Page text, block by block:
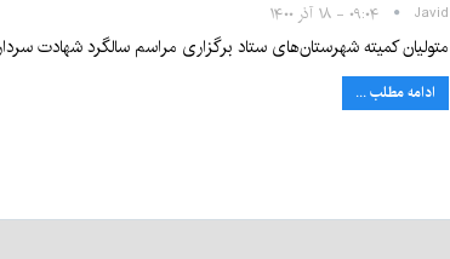
Javid ۰۹:۰۴ - ۱۸ آذر ۱۴۰۰
متولیان کمیته شهرستان‌های ستاد برگزاری مراسم سالگرد شهادت
ادامه مطلب ...